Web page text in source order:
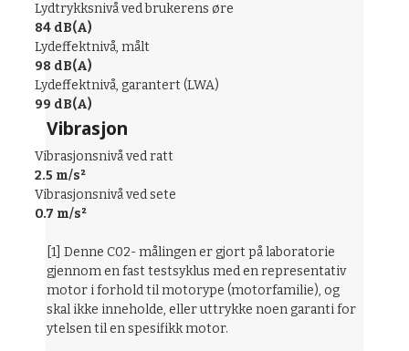
Lydtrykksnivå ved brukerens øre
84 dB(A)
Lydeffektnivå, målt
98 dB(A)
Lydeffektnivå, garantert (LWA)
99 dB(A)
Vibrasjon
Vibrasjonsnivå ved ratt
2.5 m/s²
Vibrasjonsnivå ved sete
0.7 m/s²
[1] Denne C02- målingen er gjort på laboratorie
gjennom en fast testsyklus med en representativ
motor i forhold til motorype (motorfamilie), og
skal ikke inneholde, eller uttrykke noen garanti for
ytelsen til en spesifikk motor.